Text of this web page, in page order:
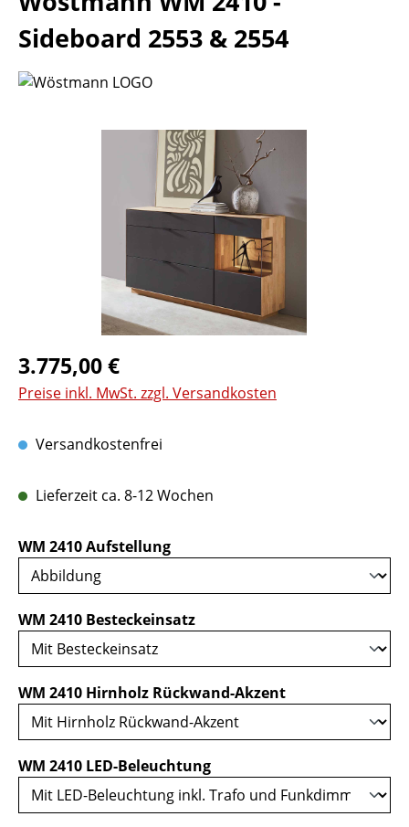
Sideboard 2553 & 2554
Bildergalerie überspringen
Regulärer Preis:
3.775,00 €
Preise inkl. MwSt. zzgl. Versandkosten
Versandkostenfrei
Lieferzeit ca. 8-12 Wochen
WM 2410 Aufstellungauswählen
WM 2410 Besteckeinsatzauswählen
WM 2410 Hirnholz Rückwand-Akzentauswählen
WM 2410 LED-Beleuchtungauswählen